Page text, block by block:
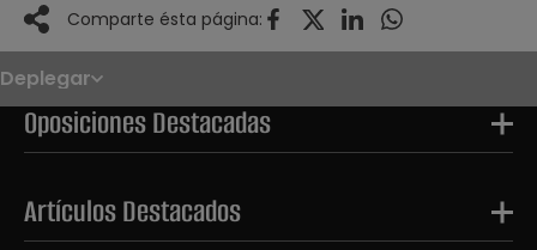
Comparte ésta página:
Deplegar
Noticias
Oposiciones
Convocatorias
Paso paso
OPE 2026
Oposiciones Destacadas
Artículos Destacados